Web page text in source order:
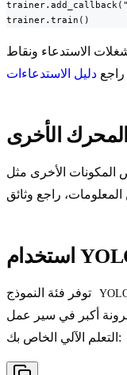
trainer.train()
الاستدعاء ونقاط
راجع دليل الاستدعاءات
الأخرى
أكبر في سير عمل
التعلم الآلي الخاص بك: